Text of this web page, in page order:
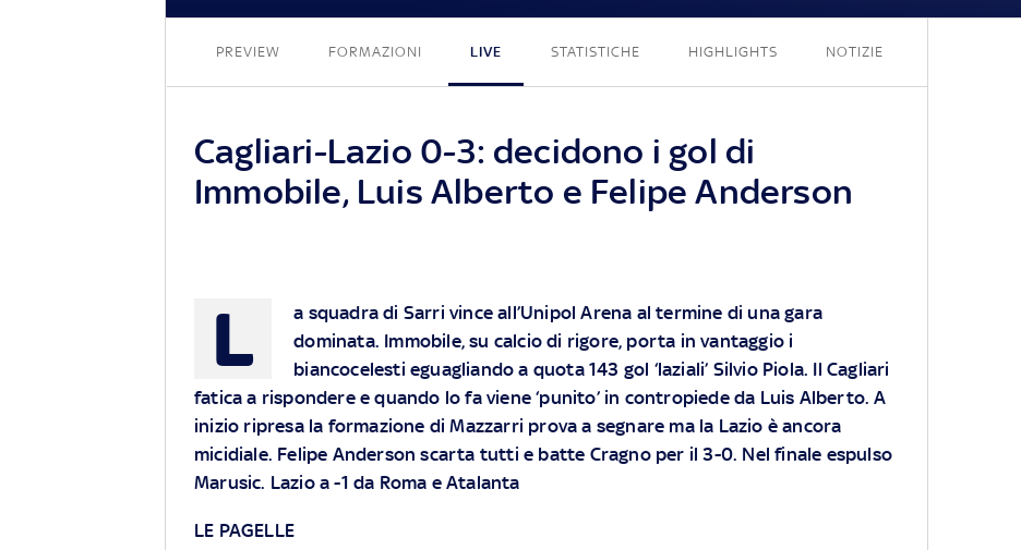
PREVIEW FORMAZIONI LIVE STATISTICHE HIGHLIGHTS NOTIZIE
Cagliari-Lazio 0-3: decidono i gol di
Immobile, Luis Alberto e Felipe Anderson
L
a squadra di Sarri vince all’Unipol Arena al termine di una gara
dominata. Immobile, su calcio di rigore, porta in vantaggio i
biancocelesti eguagliando a quota 143 gol ‘laziali’ Silvio Piola. Il Cagliari
fatica a rispondere e quando lo fa viene ‘punito’ in contropiede da Luis Alberto. A
inizio ripresa la formazione di Mazzarri prova a segnare ma la Lazio è ancora
micidiale. Felipe Anderson scarta tutti e batte Cragno per il 3-0. Nel finale espulso
Marusic. Lazio a -1 da Roma e Atalanta
LE PAGELLE